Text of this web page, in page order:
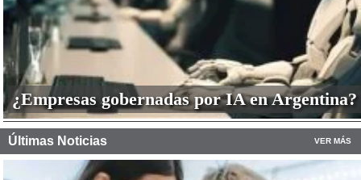
¿Empresas gobernadas por IA en Argentina?
Últimas Noticias VER MÁS